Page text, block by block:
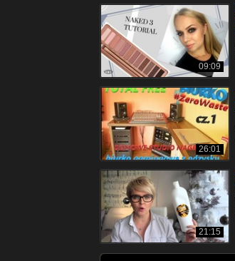
09:09
26:01
21:15